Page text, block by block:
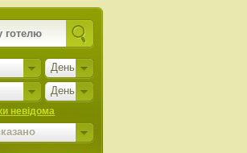
День
День
невідома